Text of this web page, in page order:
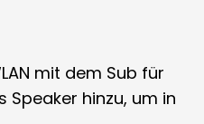
mit dem Sub für
Speaker hinzu, um in